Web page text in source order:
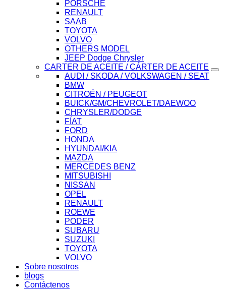
PORSCHE
RENAULT
SAAB
TOYOTA
VOLVO
OTHERS MODEL
JEEP Dodge Chrysler
CARTER DE ACEITE / CÁRTER DE ACEITE
AUDI / SKODA / VOLKSWAGEN / SEAT
BMW
CITROÉN / PEUGEOT
BUICK/GM/CHEVROLET/DAEWOO
CHRYSLER/DODGE
FÍAT
FORD
HONDA
HYUNDAI/KIA
MAZDA
MERCEDES BENZ
MITSUBISHI
NISSAN
OPEL
RENAULT
ROEWE
PODER
SUBARU
SUZUKI
TOYOTA
VOLVO
Sobre nosotros
blogs
Contáctenos